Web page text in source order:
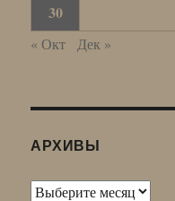
30
« Окт Дек »
АРХИВЫ
Архивы